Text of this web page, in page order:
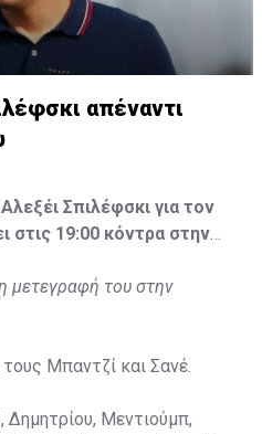
απέναντι
Σπιλέφσκι για τον
στις 19:00 κόντρα στην
μετεγραφή του στην
Μπαντζί και Σανέ.
Μεντιούμπ,